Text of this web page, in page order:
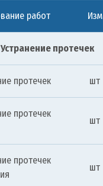
работ Изм
Устранение протечек
протечек шт
протечек
шт
протечек
шт